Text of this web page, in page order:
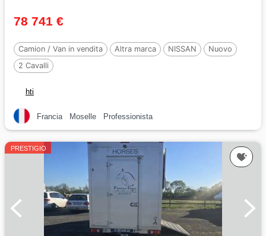
78 741 €
Camion / Van in vendita Altra marca NISSAN
Nuovo
2 Cavalli
hti
Francia Moselle Professionista
PRESTIGIO